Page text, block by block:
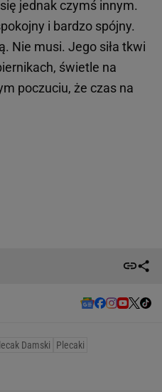
jednak czymś innym.
i bardzo spójny.
Nie musi. Jego siła tkwi
świetle na
poczuciu, że czas na
Damski
Plecaki